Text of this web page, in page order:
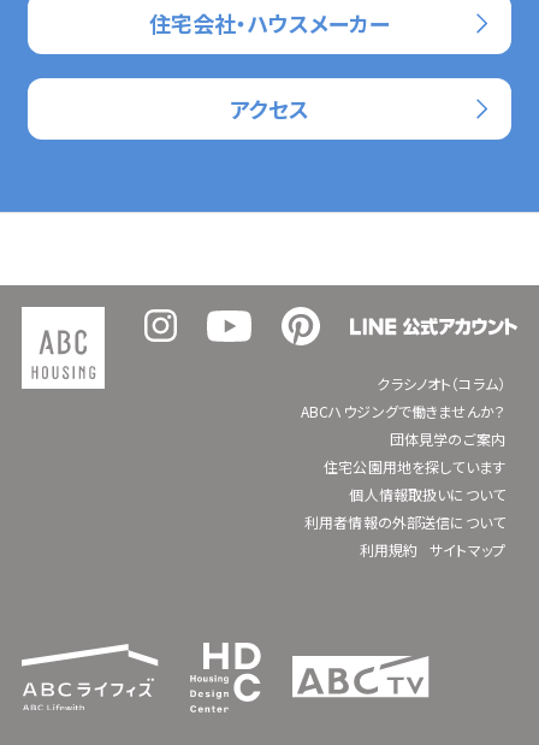
住宅会社・ハウスメーカー
アクセス
クラシノオト（コラム）
ABCハウジングで働きませんか？
団体見学のご案内
住宅公園用地を探しています
個人情報取扱いについて
利用者情報の外部送信について
利用規約
サイトマップ